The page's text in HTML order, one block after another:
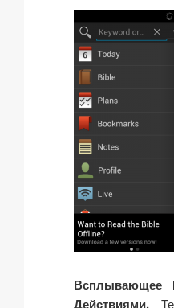
Всплывающее
Действиями.